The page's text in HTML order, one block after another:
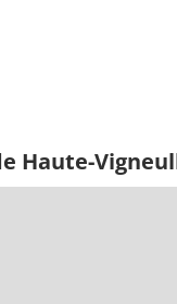
Haute-